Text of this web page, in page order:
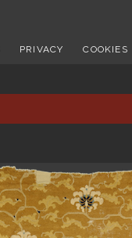
PRIVACY COOKIES